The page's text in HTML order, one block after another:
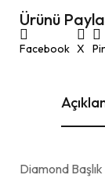
Ürünü
Facebook X
Diamond Başlık